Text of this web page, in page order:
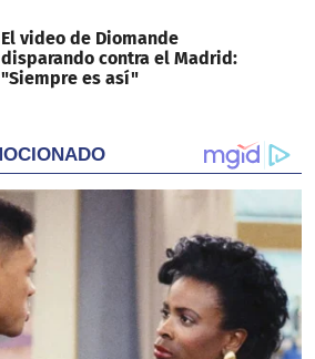
El video de Diomande
disparando contra el Madrid:
"Siempre es así"